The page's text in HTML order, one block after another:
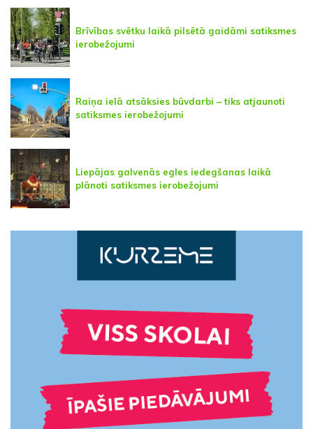
Brīvības svētku laikā pilsētā gaidāmi satiksmes
ierobežojumi
Raiņa ielā atsāksies būvdarbi – tiks atjaunoti
satiksmes ierobežojumi
Liepājas galvenās egles iedegšanas laikā
plānoti satiksmes ierobežojumi